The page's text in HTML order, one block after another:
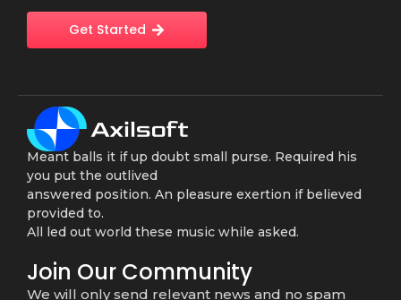
Get Started
Meant balls it if up doubt small purse. Required his
you put the outlived
answered position. An pleasure exertion if believed
provided to.
All led out world these music while asked.
Join Our Community
We will only send relevant news and no spam